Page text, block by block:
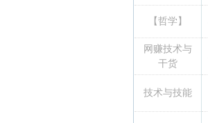
【哲学】
网赚技术与
干货
技术与技能